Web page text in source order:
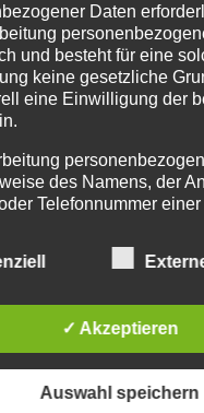
e.V.
Daten
und besteht für eine
keine gesetzliche
eine Einwilligung der
des Namens, der
Telefonnummer
Grundverordnung und
mit den für uns
die Öffentlichkeit
der von uns
Ferner werden
✓ Akzeptieren
Auswahl speichern